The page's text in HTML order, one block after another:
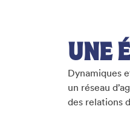
UNE
Dynamiques
un réseau
des relations